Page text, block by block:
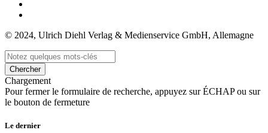
© 2024, Ulrich Diehl Verlag & Medienservice GmbH, Allemagne
Chercher
Chargement
Pour fermer le formulaire de recherche, appuyez sur ÉCHAP ou sur
le bouton de fermeture
Le dernier